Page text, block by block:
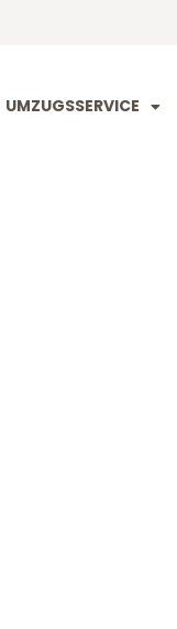
UMZUGSSERVICE